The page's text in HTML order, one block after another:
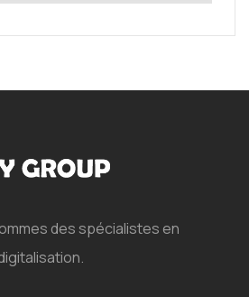
des spécialistes en